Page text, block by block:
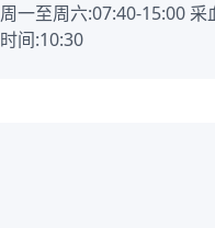
周一至周六:07:40-15:00 采
时间:10:30